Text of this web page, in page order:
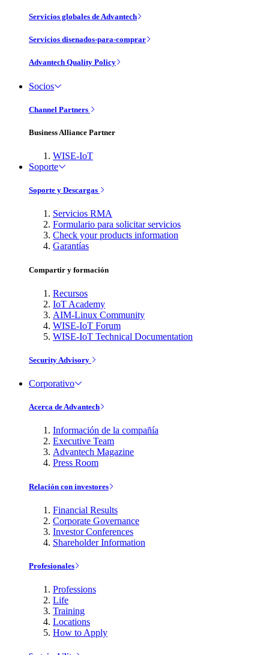
Servicios globales de Advantech
Servicios disenados-para-comprar
Advantech Quality Policy
Socios
Channel Partners
Business Alliance Partner
WISE-IoT
Soporte
Soporte y Descargas
Servicios RMA
Formulario para solicitar servicios
Check your products information
Garantías
Compartir y formación
Recursos
IoT Academy
AIM-Linux Community
WISE-IoT Forum
WISE-IoT Technical Documentation
Security Advisory
Corporativo
Acerca de Advantech
Información de la compañía
Executive Team
Advantech Magazine
Press Room
Relación con investores
Financial Results
Corporate Governance
Investor Conferences
Shareholder Information
Profesionales
Professions
Life
Training
Locations
How to Apply